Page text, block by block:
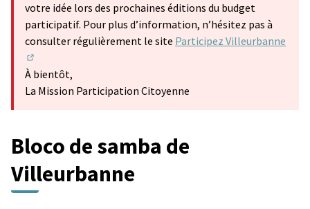
votre idée lors des prochaines éditions du budget
participatif. Pour plus d’information, n’hésitez pas à
consulter régulièrement le site Participez Villeurbanne
(S'ouvre dans un nouvel onglet)
À bientôt,
La Mission Participation Citoyenne
Bloco de samba de
Villeurbanne